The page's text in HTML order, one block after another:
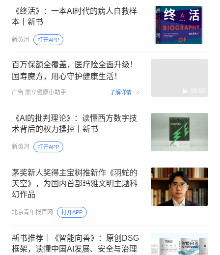
《终活》：一本AI时代的病人自救样
本丨新书
新黄河 打开APP
百万保额全覆盖，医疗险全面升级！
国寿魔方，用心守护健康生活！
广告 鼎立健康小助手 了解详情 00:06
《AI的批判理论》：读懂西方数字技
术背后的权力操控丨新书
新黄河 打开APP
茅奖新人奖得主宝树推新作《羽蛇的
天空》，为国内首部玛雅文明主题科
幻作品
北京青年报官网 打开APP
新书推荐｜《智能向善》：原创DSG
框架，读懂中国AI发展、安全与治理